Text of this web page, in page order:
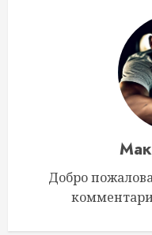
Добро